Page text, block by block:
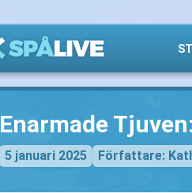
Enarmade
5 januari 2025 Författare: